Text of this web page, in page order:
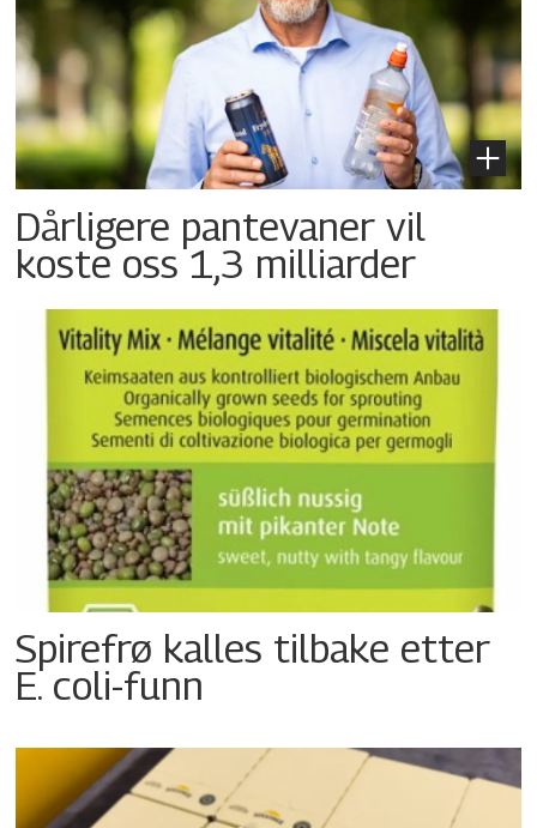
Dårligere pantevaner vil
koste oss 1,3 milliarder
Spirefrø kalles tilbake etter
E. coli-funn